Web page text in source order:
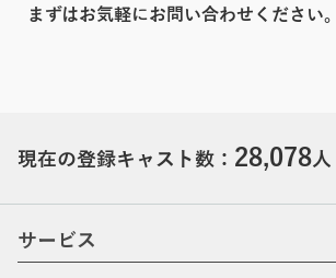
まずはお気軽にお問い合わせください。
現在の登録キャスト数： 28,078人
サービス